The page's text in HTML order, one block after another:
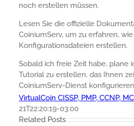
noch erstellen müssen.
Lesen Sie die offizielle
CoiniumServ, um zu erfahren,
Konfigurationsdateien erstellen.
Sobald ich freie Zeit habe, plane
Tutorial zu erstellen, das Ihnen
CoiniumServ-Dienst
VirtualCoin CISSP, PMP, CCNP,
21T22:20:19-03:00
Related Posts